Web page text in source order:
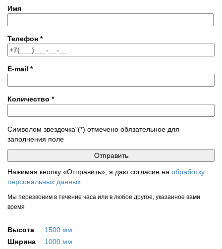
Имя
Телефон *
E-mail *
Количество *
Символом звездочка"(*) отмечено обязательное для
заполнения поле
Нажимая кнопку «Отправить», я даю согласие на обработку
персональных данных
Мы перезвоним в течение часа или в любое другое, указанное вами
время
Высота
1500 мм
Ширина
1000 мм